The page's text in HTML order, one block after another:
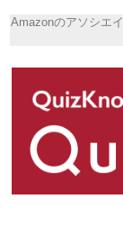
Amazonのアソシエ